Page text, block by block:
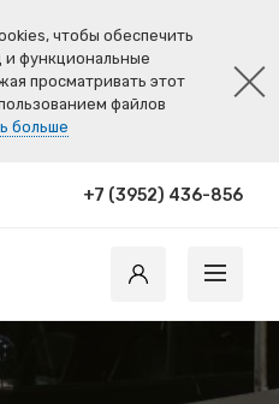
чтобы обеспечить
функциональные
просматривать этот
файлов
больше
+7 (3952) 436-856